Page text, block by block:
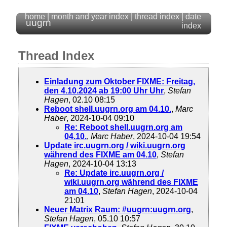
uugrn
home month and year index thread index
date
index
Thread Index
Einladung zum Oktober FIXME: Freitag,
den 4.10.2024 ab 19:00 Uhr Uhr, Stefan
Hagen, 02.10 08:15
Reboot shell.uugrn.org am 04.10., Marc
Haber, 2024-10-04 09:10
Re: Reboot shell.uugrn.org am
04.10., Marc Haber, 2024-10-04 19:54
Update irc.uugrn.org / wiki.uugrn.org
während des FIXME am 04.10, Stefan
Hagen, 2024-10-04 13:13
Re: Update irc.uugrn.org /
wiki.uugrn.org während des FIXME
am 04.10, Stefan Hagen, 2024-10-04
21:01
Neuer Matrix Raum: #uugrn:uugrn.org,
Stefan Hagen, 05.10 10:57